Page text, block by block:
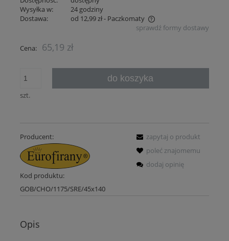
Wysyłka w:
24 godziny
Dostawa:
od 12,99 zł- Paczkomaty
Cena nie zawiera ewentualnych kosztów płatności
sprawdź formy dostawy
Cena: 65,19 zł
szt.
do koszyka
Producent:
Kod produktu:
GOB/CHO/1175/SRE/45x140
zapytaj o produkt
poleć znajomemu
dodaj opinię
Opis